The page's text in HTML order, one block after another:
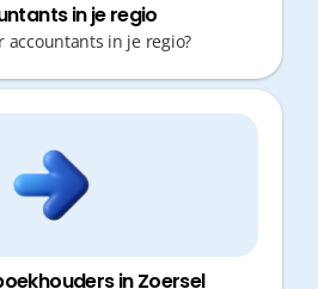
in je regio
accountants in je regio?
in Zoersel